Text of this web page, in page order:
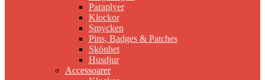
Paraplyer
Klockor
Smycken
Pins, Badges & Patches
Skönhet
Husdjur
Accessoarer